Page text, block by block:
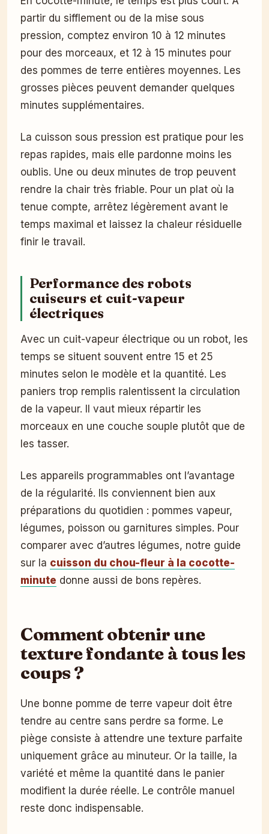
partir du sifflement ou de la mise sous
pression, comptez environ 10 à 12 minutes
pour des morceaux, et 12 à 15 minutes pour
des pommes de terre entières moyennes. Les
grosses pièces peuvent demander quelques
minutes supplémentaires.
La cuisson sous pression est pratique pour les
repas rapides, mais elle pardonne moins les
oublis. Une ou deux minutes de trop peuvent
rendre la chair très friable. Pour un plat où la
tenue compte, arrêtez légèrement avant le
temps maximal et laissez la chaleur résiduelle
finir le travail.
Performance des robots
cuiseurs et cuit-vapeur
électriques
Avec un cuit-vapeur électrique ou un robot, les
temps se situent souvent entre 15 et 25
minutes selon le modèle et la quantité. Les
paniers trop remplis ralentissent la circulation
de la vapeur. Il vaut mieux répartir les
morceaux en une couche souple plutôt que de
les tasser.
Les appareils programmables ont l’avantage
de la régularité. Ils conviennent bien aux
préparations du quotidien : pommes vapeur,
légumes, poisson ou garnitures simples. Pour
comparer avec d’autres légumes, notre guide
sur la cuisson du chou-fleur à la cocotte-
minute donne aussi de bons repères.
Comment obtenir une
texture fondante à tous les
coups ?
Une bonne pomme de terre vapeur doit être
tendre au centre sans perdre sa forme. Le
piège consiste à attendre une texture parfaite
uniquement grâce au minuteur. Or la taille, la
variété et même la quantité dans le panier
modifient la durée réelle. Le contrôle manuel
reste donc indispensable.